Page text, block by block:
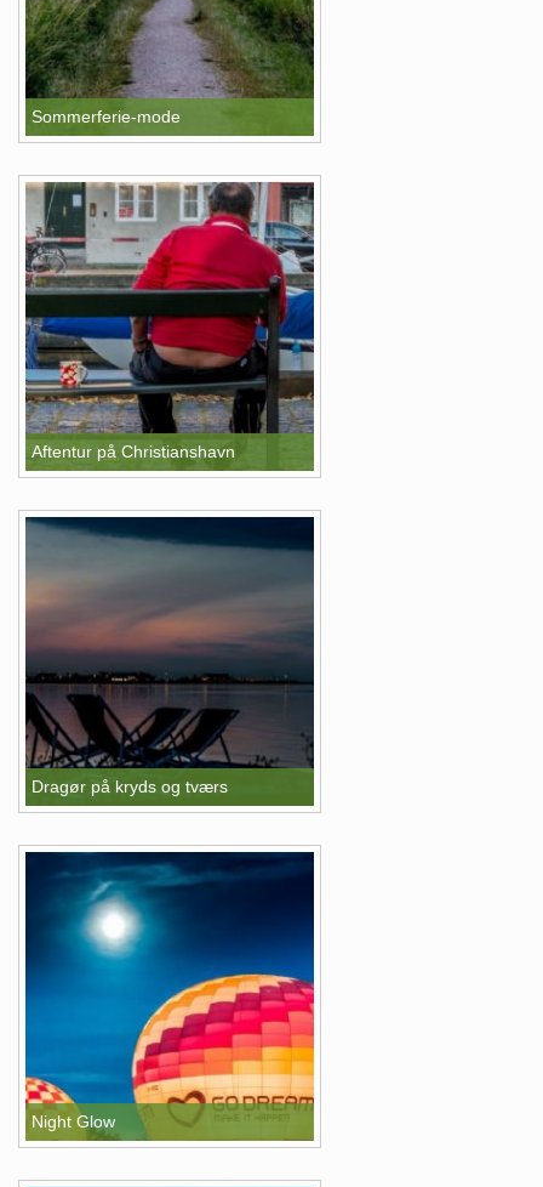
Sommerferie-mode
Aftentur på Christianshavn
Dragør på kryds og tværs
Night Glow